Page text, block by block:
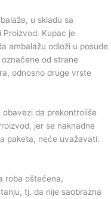
u skladu sa
Proizvod. Kupac je
ambalažu odloži u posude
od strane
odnosno druge vrste
da prekontroliše
jer se naknadne
paketa, neće uvažavati.
roba oštećena,
tj. da nije saobrazna